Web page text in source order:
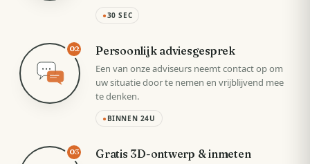
●30 SEC
02 Persoonlijk adviesgesprek
Een van onze adviseurs neemt contact op om
uw situatie door te nemen en vrijblijvend mee
te denken.
● BINNEN 24U
03 Gratis 3D-ontwerp & inmeten